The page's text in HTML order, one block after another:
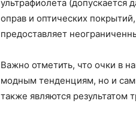
ультрафиолета (допускается
оправ и оптических
предоставляет
Важно отметить, что очки в
модным тенденциям, но и
также являются результатом